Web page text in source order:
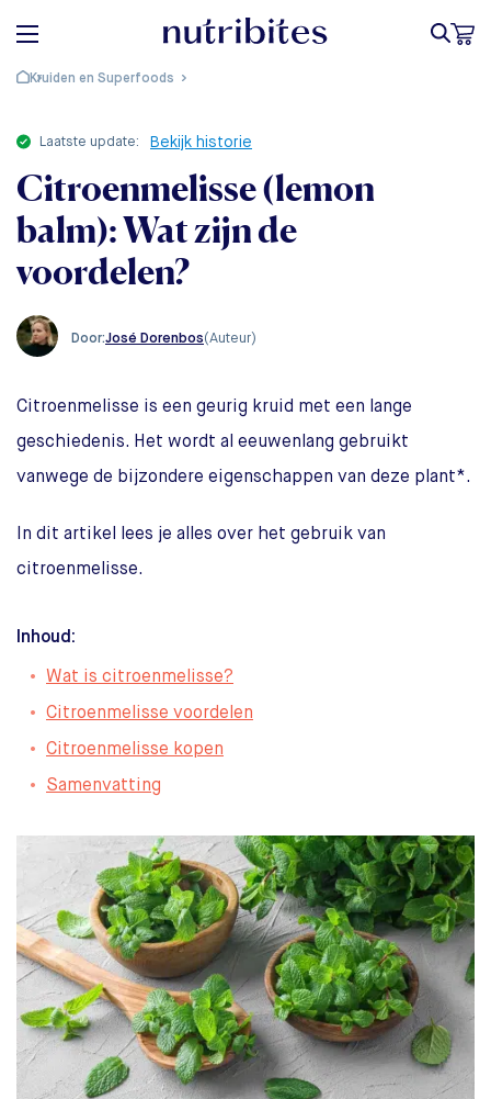
Kruiden en Superfoods
laatste update: Bekijk historie
Citroenmelisse (lemon
balm): Wat zijn de
voordelen?
Door:José Dorenbos(Auteur)
Citroenmelisse is een geurig kruid met een lange
geschiedenis. Het wordt al eeuwenlang gebruikt
vanwege de bijzondere eigenschappen van deze plant*.
In dit artikel lees je alles over het gebruik van
citroenmelisse.
Inhoud:
Wat is citroenmelisse?
Citroenmelisse voordelen
Citroenmelisse kopen
Samenvatting